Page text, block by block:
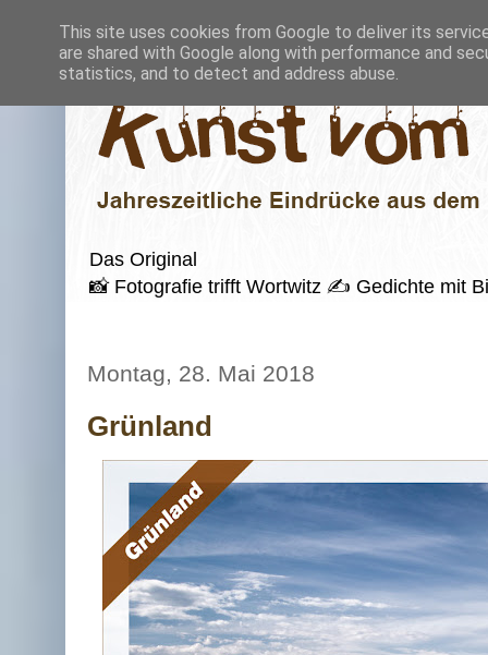
Das Original
📸 Fotografie trifft Wortwitz ✍️ Gedichte mit
Montag, 28. Mai 2018
Grünland
This site uses cookies from Google to deliver its
are shared with Google along with performance and
statistics, and to detect and address abuse.